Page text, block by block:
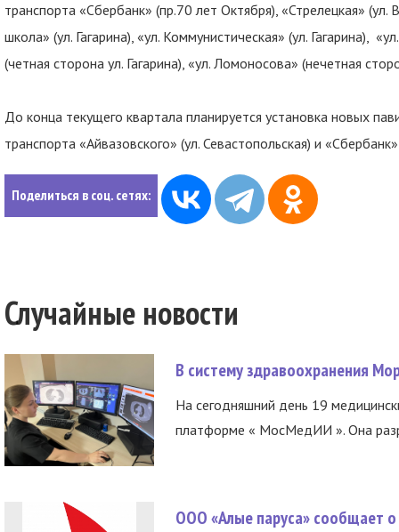
транспорта «Сбербанк» (пр.70 лет Октября), «Стрелецкая» (ул.
школа» (ул. Гагарина), «ул. Коммунистическая» (ул. Гагарина),
(четная сторона ул. Гагарина), «ул. Ломоносова» (нечетная
До конца текущего квартала планируется установка новых
транспорта «Айвазовского» (ул. Севастопольская) и
Поделиться в соц. сетях:
Случайные новости
В систему здравоохранения
На сегодняшний день 19
платформе « МосМедИИ ». Она
ООО «Алые паруса» сообщает о